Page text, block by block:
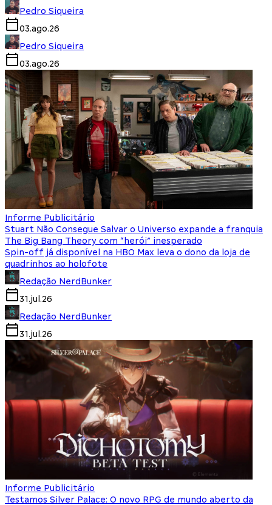
Pedro Siqueira
03.ago.26
Pedro Siqueira
03.ago.26
Informe Publicitário
Stuart Não Consegue Salvar o Universo expande a franquia
The Big Bang Theory com “herói” inesperado
Spin-off já disponível na HBO Max leva o dono da loja de
quadrinhos ao holofote
Redação NerdBunker
31.jul.26
Redação NerdBunker
31.jul.26
Informe Publicitário
Testamos Silver Palace: O novo RPG de mundo aberto da